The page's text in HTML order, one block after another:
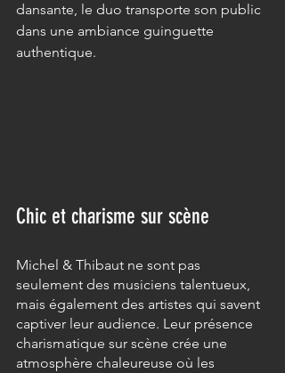
dansante, le duo transporte son public
dans une ambiance guinguette
authentique.
Chic et charisme sur scène
Michel & Thibaut ne sont pas
seulement des musiciens talentueux,
mais également des artistes qui savent
captiver leur audience. Leur présence
charismatique sur scène crée une
atmosphère chaleureuse où les